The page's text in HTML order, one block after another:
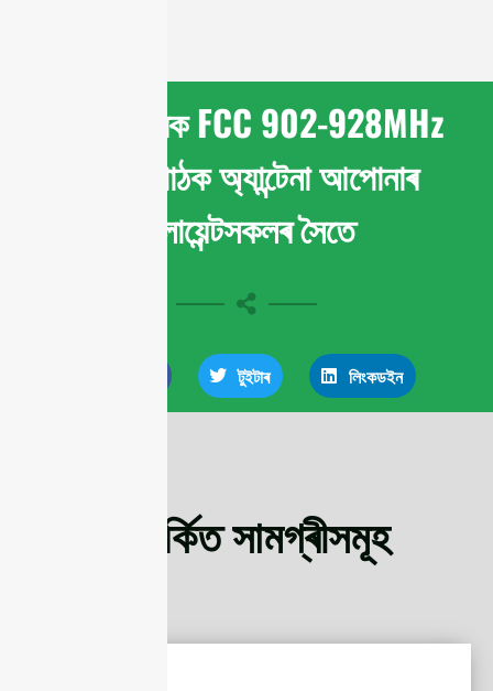
শ্বেয়াৰ কৰক FCC 902-928MHz
RFID পাঠক অ্যান্টেনা আপোনাৰ
ক্লায়েন্টসকলৰ সৈতে
টুইটাৰ লিংকডইন
সম্পৰ্কিত সামগ্ৰীসমূহ